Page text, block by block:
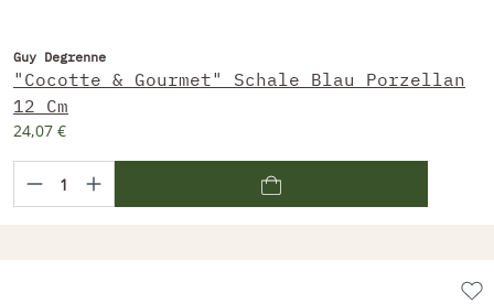
Guy Degrenne
"Cocotte & Gourmet" Schale Blau Porzellan
12 Cm
24,07 €